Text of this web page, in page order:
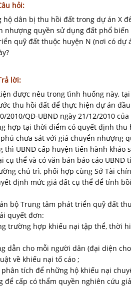
hỏi:
hộ dân bị thu hồi đất trong dự án X
nhượng quyền sử dụng đất phổ
quỹ đất thuộc huyện N (nơi có dự
lời:
được nêu trong tình huống này,
thu hồi đất để thực hiện dự án
2010/QĐ-UBND ngày 21/12/2010
hợp tại thời điểm có quyết định thu
chưa sát với giá chuyển nhượng
thì UBND cấp huyện tiến hành khảo
cụ thể và có văn bản báo cáo UBND
chủ trì, phối hợp cùng Sở Tài
định mức giá đất cụ thể để tính
bộ Trung tâm phát triển quỹ đất
quyết đơn:
trường hợp khiếu nại tập thể, thời
dẫn cho mỗi người dân (đại diện
về khiếu nại tố cáo ;
phân tích để những hộ khiếu nại
để cấp có thẩm quyền nghiên cứu